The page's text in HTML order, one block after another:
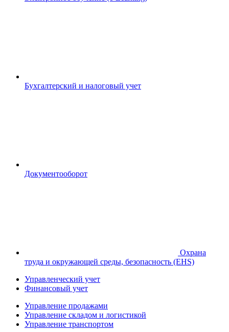
Бухгалтерский и налоговый учет
Документооборот
Охрана
труда и окружающей среды, безопасность (EHS)
Управленческий учет
Финансовый учет
Управление продажами
Управление складом и логистикой
Управление транспортом